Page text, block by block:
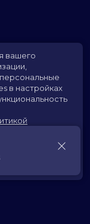
вашего
в настройках